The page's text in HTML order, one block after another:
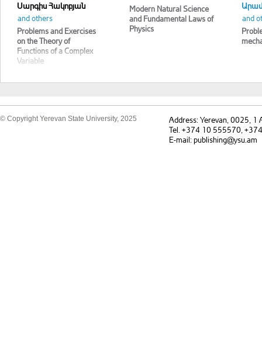
Սարգիս Հակոբյան
and others
Problems and Exercises
on the Theory of
Functions of a Complex
Variable
Modern Natural Science
and Fundamental Laws of
Physics
and
© Copyright Yerevan State University, 2025
Address: Yerevan, 0025, 1
Tel. +374 10 555570,
E-mail: publishing@ysu.am